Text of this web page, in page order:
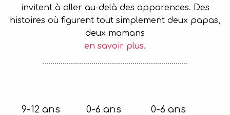
invitent à aller au-delà des apparences. Des
histoires où figurent tout simplement deux papas,
deux mamans
en savoir plus.
9-12 ans 0-6 ans 0-6 ans